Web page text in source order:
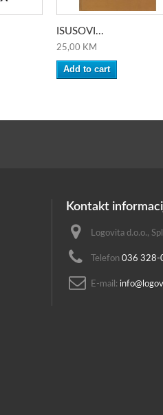
ISUSOVI...
25,00 KM
Add to cart
Kontakt
Logovita d.o.o.,
Telefon 036 328-
E-mail: